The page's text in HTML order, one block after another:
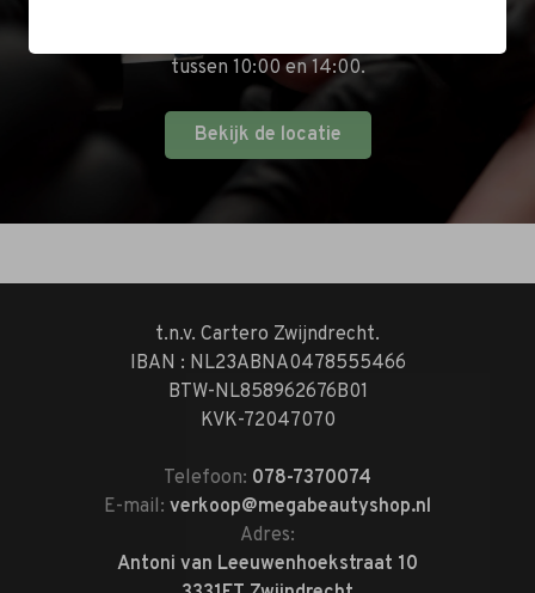
tussen 10:00 en 14:00.
Bekijk de locatie
t.n.v. Cartero Zwijndrecht.
IBAN : NL23ABNA0478555466
BTW-NL858962676B01
KVK-72047070
Telefoon: 078-7370074
E-mail: verkoop@megabeautyshop.nl
Adres:
Antoni van Leeuwenhoekstraat 10